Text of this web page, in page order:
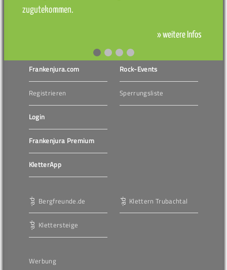
zugutekommen.
» weitere Infos
Frankenjura.com
Registrieren
Login
Frankenjura Premium
KletterApp
Rock-Events
Sperrungsliste
Bergfreunde.de
Klettersteige
Klettern Trubachtal
Werbung